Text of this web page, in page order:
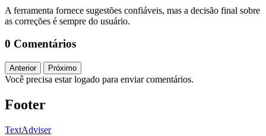
A ferramenta fornece sugestões confiáveis, mas a decisão final sobre
as correções é sempre do usuário.
0 Comentários
Anterior Próximo
Você precisa estar logado para enviar comentários.
Footer
TextAdviser